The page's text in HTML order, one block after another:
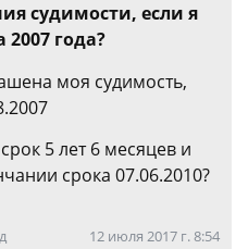
судимости, если я
2007 года?
моя судимость,
5 лет 6 месяцев и
срока 07.06.2010?
12 июля 2017 г. 8:54